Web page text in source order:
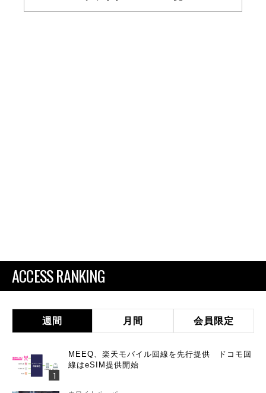
ACCESS RANKING
週間 月間 会員限定
MEEQ、楽天モバイル回線を先行提供 ドコモ回
線はeSIM提供開始